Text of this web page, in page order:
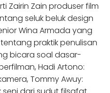
Zairin Zain produser film
seluk beluk design
Wina Armada yang
praktik penulisan
bicara soal dasar-
Hadi Artono:
Tommy Awuy: